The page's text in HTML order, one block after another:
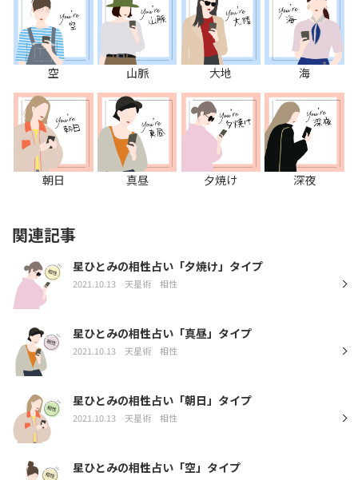
空 山脈 大地 海
朝日 真昼 夕焼け 深夜
関連記事
星ひとみの相性占い「夕焼け」タイプ
2021.10.13 天星術 相性
星ひとみの相性占い「真昼」タイプ
2021.10.13 天星術 相性
星ひとみの相性占い「朝日」タイプ
2021.10.13 天星術 相性
星ひとみの相性占い「空」タイプ